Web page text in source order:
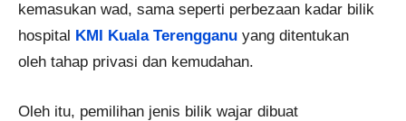
kemasukan wad, sama seperti perbezaan kadar bilik
hospital KMI Kuala Terengganu yang ditentukan
oleh tahap privasi dan kemudahan.
Oleh itu, pemilihan jenis bilik wajar dibuat